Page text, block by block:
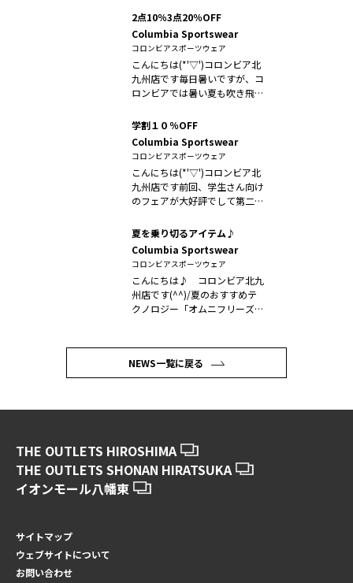
2点10％3点20％OFF
Columbia Sportswear
コロンビアスポーツウェア
こんにちは(*'▽')コロンビア北
九州店です毎日暑いですが、コ
ロンビアでは暑い夏も吹き飛ば
学割１０％OFF
Columbia Sportswear
コロンビアスポーツウェア
こんにちは(*'▽')コロンビア北
九州店です前回、学生さん向け
のフェアが大好評でして第二弾
夏を乗り切るアイテム♪
Columbia Sportswear
コロンビアスポーツウェア
こんにちは♪ コロンビア北九
州店です(^^)/夏のおすすめテ
クノロジー「オムニフリーズゼ
NEWS一覧に戻る
THE OUTLETS HIROSHIMA
THE OUTLETS SHONAN HIRATSUKA
イオンモール八幡東
サイトマップ
ウェブサイトについて
お問い合わせ